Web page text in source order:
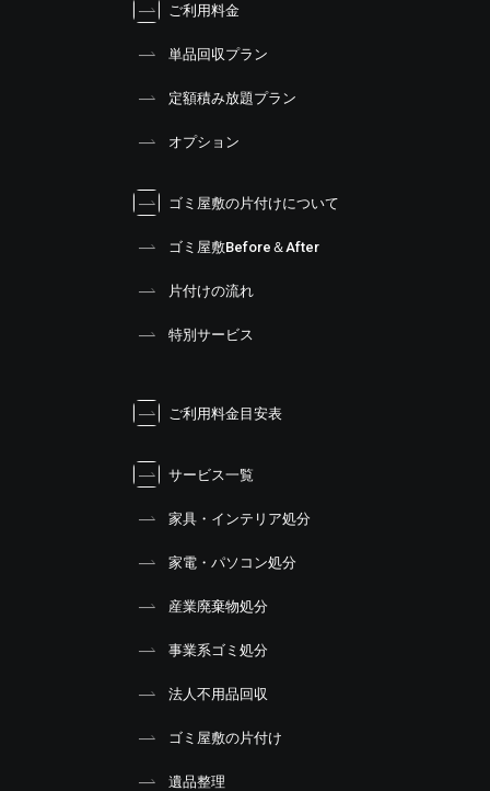
ご利用料金
単品回収プラン
定額積み放題プラン
オプション
ゴミ屋敷の片付けについて
ゴミ屋敷Before＆After
片付けの流れ
特別サービス
ご利用料金目安表
サービス一覧
家具・インテリア処分
家電・パソコン処分
産業廃棄物処分
事業系ゴミ処分
法人不用品回収
ゴミ屋敷の片付け
遺品整理